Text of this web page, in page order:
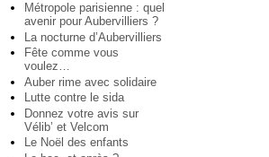
Métropole parisienne : quel
avenir pour Aubervilliers ?
La nocturne d’Aubervilliers
Fête comme vous
voulez…
Auber rime avec solidaire
Lutte contre le sida
Donnez votre avis sur
Vélib’ et Velcom
Le Noël des enfants